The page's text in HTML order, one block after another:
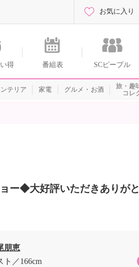
ンネル
得 番組表 SCピープル
お気に入り
テリア 家電 グルメ・お酒
旅・趣
コレ
ー◆大好評いただきありが
朋恵
ト
166cm